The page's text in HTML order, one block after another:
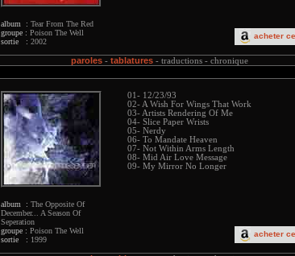
acheter
album : Tear From The Red
groupe : Poison The Well
sortie : 2002
paroles - tablatures - traductions - chronique
acheter
album : The Opposite Of
December... A Season Of
Seperation
groupe : Poison The Well
sortie : 1999
01- 12/23/93
02- A Wish For Wings That Work
03- Artists Rendering Of Me
04- Slice Paper Wrists
05- Nerdy
06- To Mandate Heaven
07- Not Within Arms Length
08- Mid Air Love Message
09- My Mirror No Longer